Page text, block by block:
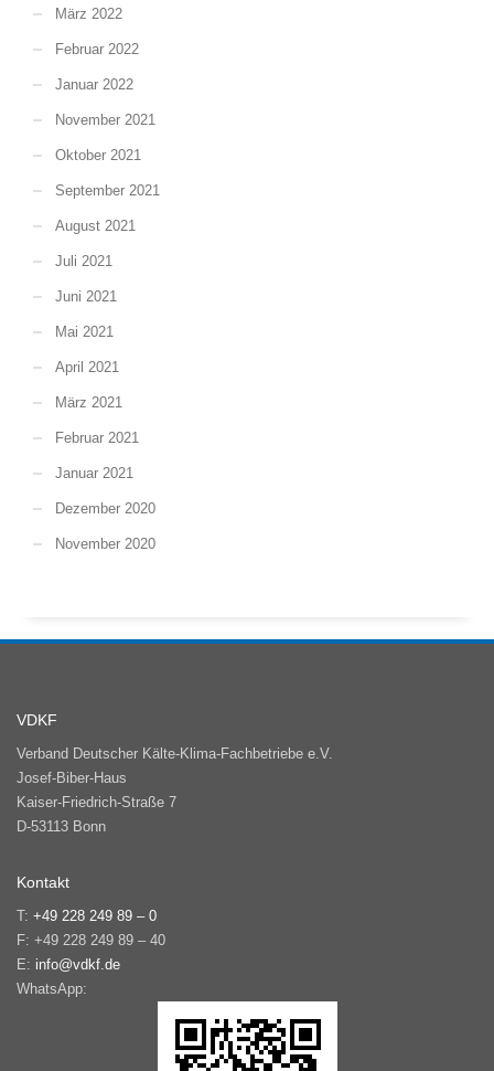
März 2022
Februar 2022
Januar 2022
November 2021
Oktober 2021
September 2021
August 2021
Juli 2021
Juni 2021
Mai 2021
April 2021
März 2021
Februar 2021
Januar 2021
Dezember 2020
November 2020
VDKF
Verband Deutscher Kälte-Klima-Fachbetriebe e.V.
Josef-Biber-Haus
Kaiser-Friedrich-Straße 7
D-53113 Bonn
Kontakt
T: +49 228 249 89 – 0
F: +49 228 249 89 – 40
E: info@vdkf.de
WhatsApp: